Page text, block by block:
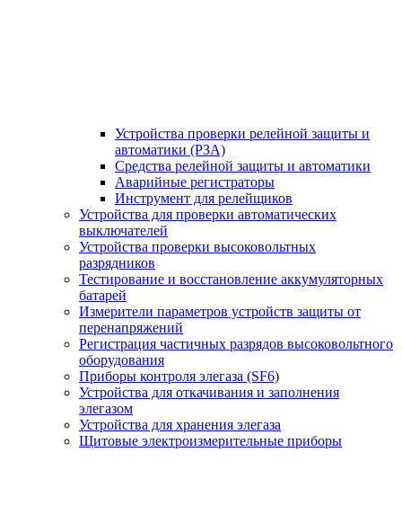
Устройства проверки релейной защиты и
автоматики (РЗА)
Средства релейной защиты и автоматики
Аварийные регистраторы
Инструмент для релейщиков
Устройства для проверки автоматических
выключателей
Устройства проверки высоковольтных
разрядников
Тестирование и восстановление аккумуляторных
батарей
Измерители параметров устройств защиты от
перенапряжений
Регистрация частичных разрядов высоковольтного
оборудования
Приборы контроля элегаза (SF6)
Устройства для откачивания и заполнения
элегазом
Устройства для хранения элегаза
Щитовые электроизмерительные приборы